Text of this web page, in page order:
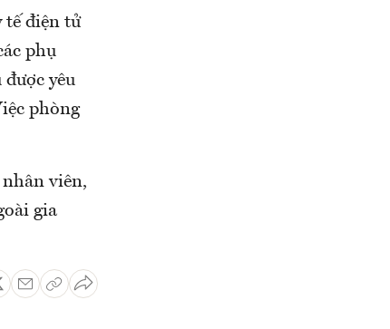
tế điện tử
phụ
yêu
phòng
viên,
gia